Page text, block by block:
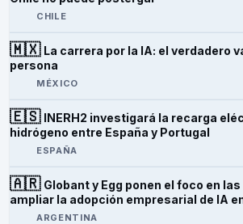
CHILE
🇲🇽 La carrera por la IA: el verdadero
persona
MÉXICO
🇪🇸 INERH2 investigará la recarga
hidrógeno entre España y Portugal
ESPAÑA
🇦🇷 Globant y Egg ponen el foco en
ampliar la adopción empresarial de IA
ARGENTINA